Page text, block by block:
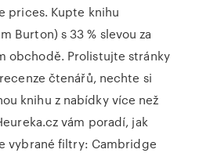
prices. Kupte knihu
Burton) s 33 % slevou za
obchodě. Prolistujte stránky
čtenářů, nechte si
knihu z nabídky více než
vám poradí, jak
vybrané filtry: Cambridge